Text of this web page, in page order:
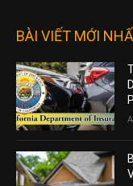
BÀI VIẾT MỚI